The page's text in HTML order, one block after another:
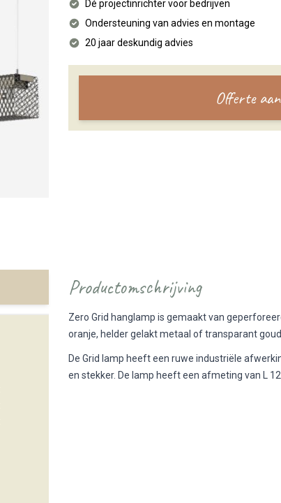
Dé projectinrichter voor bedrijven
Ondersteuning van advies en montage
20 jaar deskundig advies
Offerte
Productomschrijving
Zero Grid hanglamp is gemaakt van
oranje, helder gelakt metaal of transparant
De Grid lamp heeft een ruwe industriële
en stekker. De lamp heeft een afmeting van L